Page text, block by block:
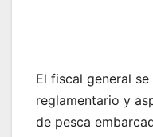
El fiscal general
reglamentario y
de pesca